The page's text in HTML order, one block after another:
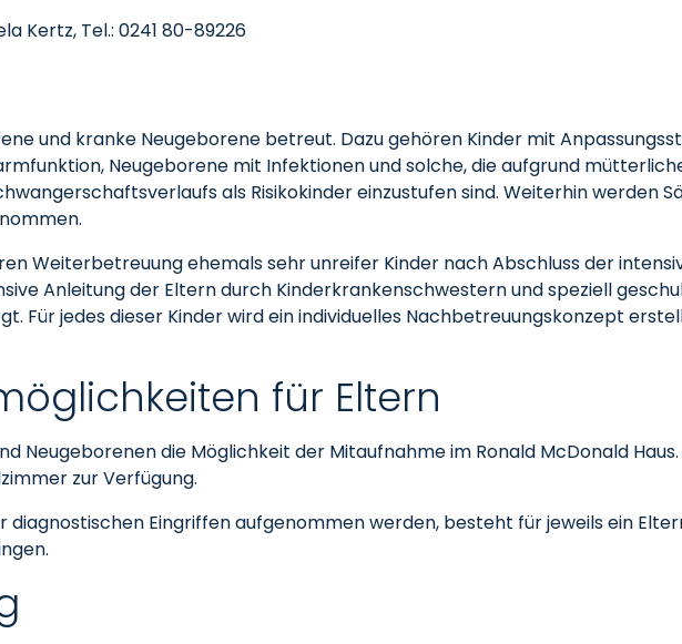
Kertz, Tel.: 0241 80-89226
und kranke Neugeborene betreut. Dazu gehören Kinder mit
Neugeborene mit Infektionen und solche, die aufgrund
als Risikokinder einzustufen sind. Weiterhin werden
Weiterbetreuung ehemals sehr unreifer Kinder nach Abschluss der
Anleitung der Eltern durch Kinderkrankenschwestern und speziell
Für jedes dieser Kinder wird ein individuelles Nachbetreuungskonzept
für Eltern
Neugeborenen die Möglichkeit der Mitaufnahme im Ronald McDonald
zur Verfügung.
diagnostischen Eingriffen aufgenommen werden, besteht für jeweils ein